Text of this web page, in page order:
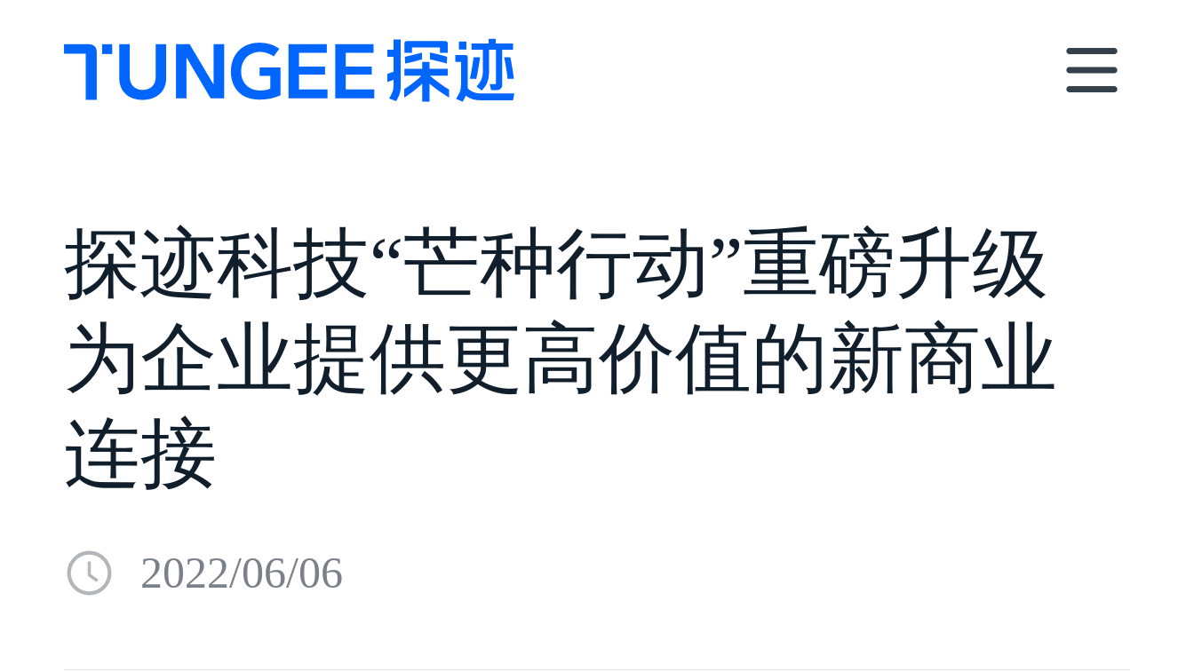
探迹科技“芒种行动”重磅升级
为企业提供更高价值的新商业
连接
2022/06/06